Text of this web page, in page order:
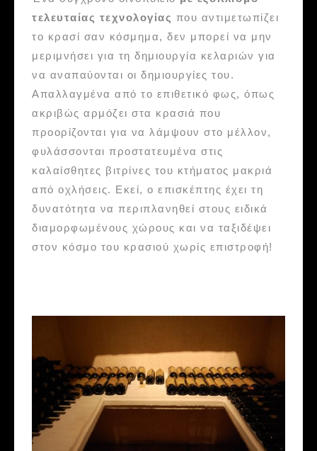
τελευταίας τεχνολογίας που αντιμετωπίζει
το κρασί σαν κόσμημα, δεν μπορεί να μην
μεριμνήσει για τη δημιουργία κελαριών για
να αναπαύονται οι δημιουργίες του.
Απαλλαγμένα από το επιθετικό φως, όπως
ακριβώς αρμόζει στα κρασιά που
προορίζονται για να λάμψουν στο μέλλον,
φυλάσσονται προστατευμένα στις
καλαίσθητες βιτρίνες του κτήματος μακριά
από οχλήσεις. Εκεί, ο επισκέπτης έχει τη
δυνατότητα να περιπλανηθεί στους ειδικά
διαμορφωμένους χώρους και να ταξιδέψει
στον κόσμο του κρασιού χωρίς επιστροφή!